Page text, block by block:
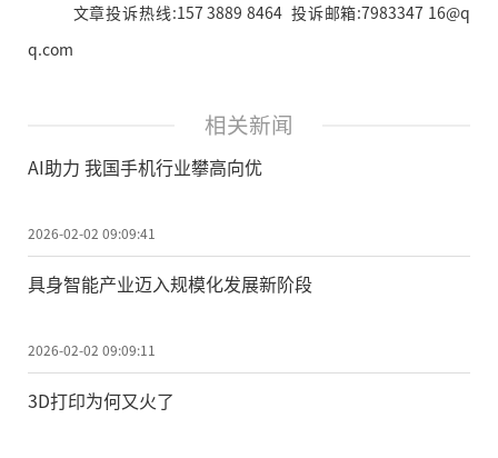
文章投诉热线:157 3889 8464 投诉邮箱:7983347 16@q
q.com
相关新闻
AI助力 我国手机行业攀高向优
2026-02-02 09:09:41
具身智能产业迈入规模化发展新阶段
2026-02-02 09:09:11
3D打印为何又火了